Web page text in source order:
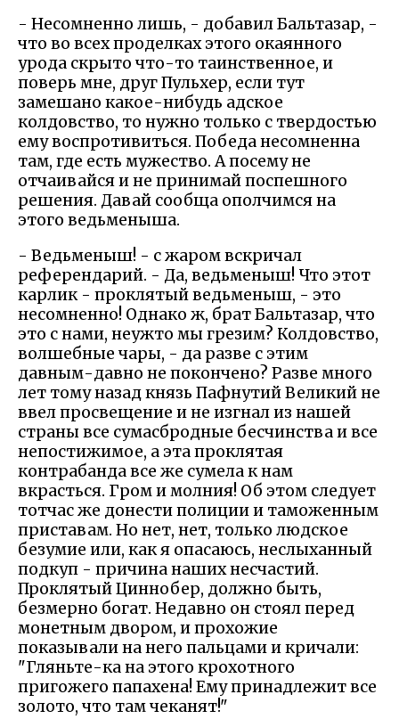
- Несомненно лишь, - добавил Бальтазар, -
что во всех проделках этого окаянного
урода скрыто что-то таинственное, и
поверь мне, друг Пульхер, если тут
замешано какое-нибудь адское
колдовство, то нужно только с твердостью
ему воспротивиться. Победа несомненна
там, где есть мужество. А посему не
отчаивайся и не принимай поспешного
решения. Давай сообща ополчимся на
этого ведьменыша.
- Ведьменыш! - с жаром вскричал
референдарий. - Да, ведьменыш! Что этот
карлик - проклятый ведьменыш, - это
несомненно! Однако ж, брат Бальтазар, что
это с нами, неужто мы грезим? Колдовство,
волшебные чары, - да разве с этим
давным-давно не покончено? Разве много
лет тому назад князь Пафнутий Великий не
ввел просвещение и не изгнал из нашей
страны все сумасбродные бесчинства и все
непостижимое, а эта проклятая
контрабанда все же сумела к нам
вкрасться. Гром и молния! Об этом следует
тотчас же донести полиции и таможенным
приставам. Но нет, нет, только людское
безумие или, как я опасаюсь, неслыханный
подкуп - причина наших несчастий.
Проклятый Циннобер, должно быть,
безмерно богат. Недавно он стоял перед
монетным двором, и прохожие
показывали на него пальцами и кричали:
"Гляньте-ка на этого крохотного
пригожего папахена! Ему принадлежит все
золото, что там чеканят!"